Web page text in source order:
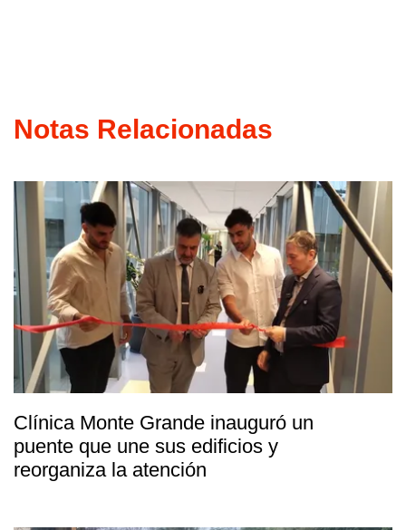
Notas Relacionadas
Clínica Monte Grande inauguró un
puente que une sus edificios y
reorganiza la atención